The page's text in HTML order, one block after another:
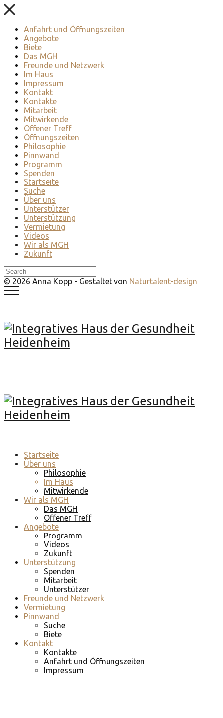
Anfahrt und Öffnungszeiten
Angebote
Biete
Das MGH
Freunde und Netzwerk
Im Haus
Impressum
Kontakt
Kontakte
Mitarbeit
Mitwirkende
Offener Treff
Öffnungszeiten
Philosophie
Pinnwand
Programm
Spenden
Startseite
Suche
Über uns
Unterstützer
Unterstützung
Vermietung
Videos
Wir als MGH
Zukunft
© 2026 Anna Kopp - Gestaltet von Naturtalent-design
Startseite
Über uns
Philosophie
Im Haus
Mitwirkende
Wir als MGH
Das MGH
Offener Treff
Angebote
Programm
Videos
Zukunft
Unterstützung
Spenden
Mitarbeit
Unterstützer
Freunde und Netzwerk
Vermietung
Pinnwand
Suche
Biete
Kontakt
Kontakte
Anfahrt und Öffnungszeiten
Impressum